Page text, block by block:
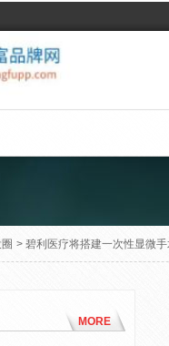
> 碧利医疗将搭建一次性显微
MORE